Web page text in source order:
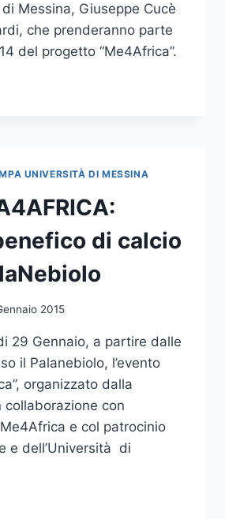
di Messina, Giuseppe Cucè
che prenderanno parte
del progetto “Me4Africa”.
UNIVERSITÀ DI MESSINA
di calcio
2015
29 Gennaio, a partire dalle
il Palanebiolo, l’evento
organizzato dalla
collaborazione con
Me4Africa e col patrocinio
e dell’Università di